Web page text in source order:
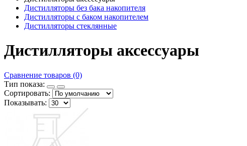
Дистилляторы без бака накопителя
Дистилляторы с баком накопителем
Дистилляторы стеклянные
Дистилляторы аксессуары
Сравнение товаров (0)
Тип показа:
Сортировать:
Показывать: